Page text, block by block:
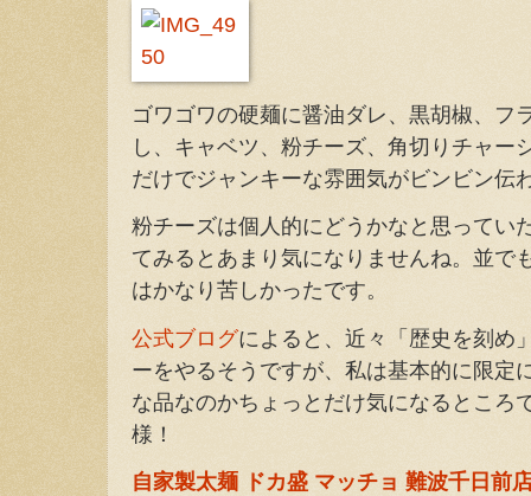
ゴワゴワの硬麺に醤油ダレ、黒胡椒、フ
し、キャベツ、粉チーズ、角切りチャー
だけでジャンキーな雰囲気がビンビン伝
粉チーズは個人的にどうかなと思ってい
てみるとあまり気になりませんね。並で
はかなり苦しかったです。
公式ブログによると、近々「歴史を刻め
ーをやるそうですが、私は基本的に限定
な品なのかちょっとだけ気になるところ
様！
自家製太麺 ドカ盛 マッチョ 難波千日前